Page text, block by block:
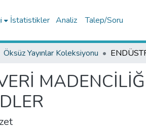
İstatistikler Analiz Talep/Soru
Öksüz Yayınlar Koleksiyonu